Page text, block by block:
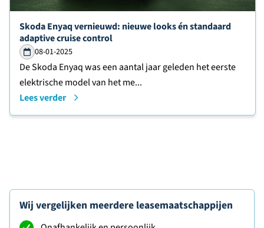
Lees verder over
Skoda Enyaq vernieuwd: nieuwe looks én standaard
adaptive cruise control
08-01-2025
De Skoda Enyaq was een aantal jaar geleden het eerste
elektrische model van het me...
Lees verder
Wij vergelijken meerdere leasemaatschappijen